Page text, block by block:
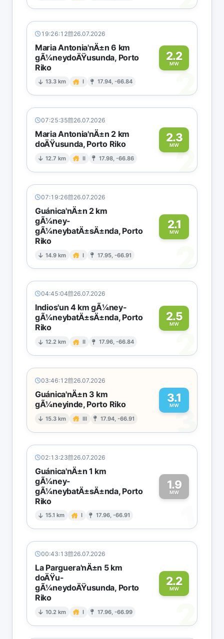
19:26:12 26.07.2026
Maria Antonia'nÄ±n 6 km
gÃ¼neydoÄŸusunda, Porto
Riko
13.3 km I 17.94, -66.84
2.2
MW
2
07:25:35 26.07.2026
Maria Antonia'nÄ±n 2 km
doÄŸusunda, Porto Riko
12.7 km II 17.98, -66.86
2.3
MW
2
07:19:26 26.07.2026
Guánica'nÄ±n 2 km
gÃ¼ney-
gÃ¼neybatÄ±sÄ±nda, Porto
Riko
14.9 km I 17.95, -66.91
2.1
MW
2
04:45:04 26.07.2026
Indios'un 4 km gÃ¼ney-
gÃ¼neybatÄ±sÄ±nda, Porto
Riko
12.2 km II 17.96, -66.84
2.5
MW
2
03:46:12 26.07.2026
Guánica'nÄ±n 3 km
gÃ¼neyinde, Porto Riko
15.3 km III 17.94, -66.91
3.1
MW
3
02:13:23 26.07.2026
Guánica'nÄ±n 1 km
gÃ¼ney-
gÃ¼neybatÄ±sÄ±nda, Porto
Riko
15.1 km I 17.96, -66.91
1.9
MW
1
00:43:13 26.07.2026
La Parguera'nÄ±n 5 km
doÄŸu-
gÃ¼neydoÄŸusunda, Porto
Riko
10.2 km I 17.96, -66.99
2.2
MW
2